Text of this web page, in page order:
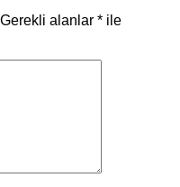
Gerekli alanlar * ile